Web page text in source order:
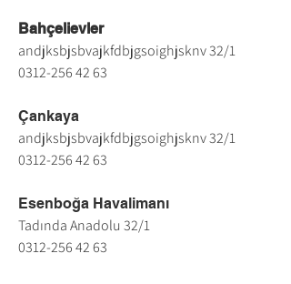
Bahçelievler
andjksbjsbvajkfdbjgsoighjsknv 32/1
0312-256 42 63
Çankaya
andjksbjsbvajkfdbjgsoighjsknv 32/1
0312-256 42 63
Esenboğa Havalimanı
Tadında Anadolu 32/1
0312-256 42 63